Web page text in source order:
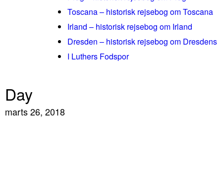
Toscana – historisk rejsebog om Toscana
Irland – historisk rejsebog om Irland
Dresden – historisk rejsebog om Dresdens
I Luthers Fodspor
Day
marts 26, 2018